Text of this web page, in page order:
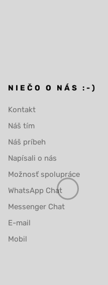
NIEČO O NÁS :-)
Kontakt
Náš tím
Náš príbeh
Napísali o nás
Možnosť spolupráce
WhatsApp Chat
Messenger Chat
E-mail
Mobil